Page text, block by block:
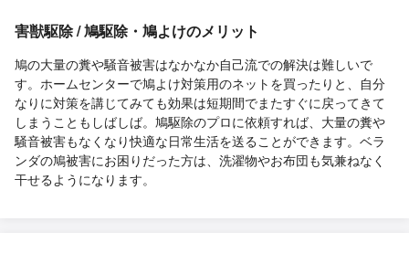
害獣駆除 / 鳩駆除・鳩よけのメリット
鳩の大量の糞や騒音被害はなかなか自己流での解決は難しいで
す。ホームセンターで鳩よけ対策用のネットを買ったりと、自分
なりに対策を講じてみても効果は短期間でまたすぐに戻ってきて
しまうこともしばしば。鳩駆除のプロに依頼すれば、大量の糞や
騒音被害もなくなり快適な日常生活を送ることができます。ベラ
ンダの鳩被害にお困りだった方は、洗濯物やお布団も気兼ねなく
干せるようになります。